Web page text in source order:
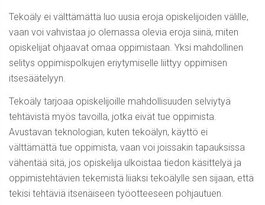
Tekoäly ei välttämättä luo uusia eroja opiskelijoiden välille,
vaan voi vahvistaa jo olemassa olevia eroja siinä, miten
opiskelijat ohjaavat omaa oppimistaan. Yksi mahdollinen
selitys oppimispolkujen eriytymiselle liittyy oppimisen
itsesäätelyyn.
Tekoäly tarjoaa opiskelijoille mahdollisuuden selviytyä
tehtävistä myös tavoilla, jotka eivät tue oppimista.
Avustavan teknologian, kuten tekoälyn, käyttö ei
välttämättä tue oppimista, vaan voi joissakin tapauksissa
vähentää sitä, jos opiskelija ulkoistaa tiedon käsittelyä ja
oppimistehtävien tekemistä liiaksi tekoälylle sen sijaan, että
tekisi tehtäviä itsenäiseen työotteeseen pohjautuen.